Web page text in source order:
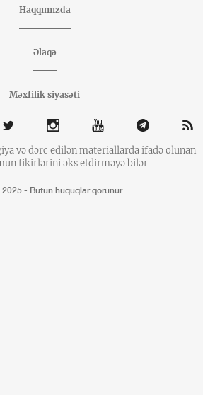
Haqqımızda
Əlaqə
Məxfilik siyasəti
və dərc edilən materiallarda ifadə olunan
fikirlərini əks etdirməyə bilər
2025 - Bütün hüquqlar qorunur